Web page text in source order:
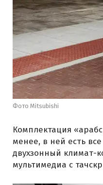
Фото Mitsubishi
Комплектация
менее, в ней есть
двухзонный климат-
мультимедиа с